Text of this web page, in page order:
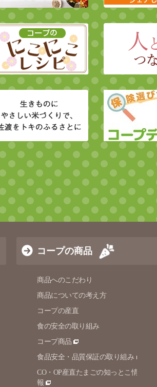
コープの商品
商品へのこだわり
商品についての考え方
コープの産直
食の安全の取り組み
コープ商品
食品安全・品質保証の取り組み
CO・OP産直たまごの知っとこ情
報